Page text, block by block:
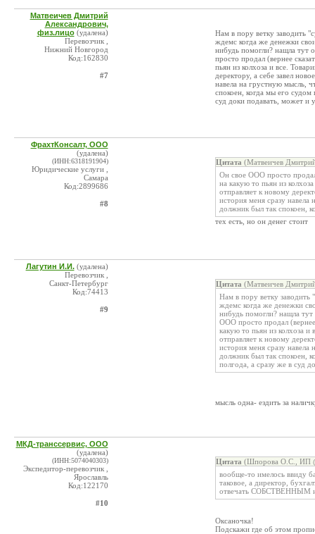
Матвеичев Дмитрий
Александрович,
физ.лицо (удалена)
Перевозчик ,
Нижний Новгород
Код:162830
#7
Нам в пору ветку заводить
ждемс когда же денежки
нибудь помогли? нащла
просто продал (вернее
пьян из колхоза и все.
деректору, а себе завел
навела на грустную мысль,
спокоен, когда мы его
суд доки подавать, может и
ФрахтКонсалт, ООО
(удалена)
(ИНН:6318191904)
Юридические услуги ,
Самара
Код:2899686
#8
Цитата (Матвеичев
Он свое ООО просто
на какую то пьян из
отправляет к новому
история меня сразу
должник был так спокоен,
тех есть, но он денег стоит
Лагутин И.И. (удалена)
Перевозчик ,
Санкт-Петербург
Код:74413
#9
Цитата (Матвеичев
Нам в пору ветку
ждемс когда же денежки
нибудь помогли? нащла
ООО просто продал
какую то пьян из колхоза и
отправляет к новому
история меня сразу
должник был так спокоен,
полгода, а сразу же в суд
мысль одна- ездить за
МКД-транссервис, ООО
(удалена)
(ИНН:5074040303)
Экспедитор-перевозчик ,
Ярославль
Код:122170
#10
Цитата (Шпорова О.С., ИП
вообще-то имелось ввиду
таковое, а директор,
отвечать СОБСТВЕННЫМ
Оксаночка!
Подскажи где об этом